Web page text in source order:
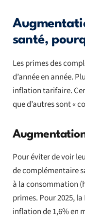
santé,
Les primes des
d’année en année.
inflation tarifaire.
que d’autres sont «
Pour éviter de voir
de complémentaire
à la consommation
primes. Pour 2025,
inflation de 1,6% en